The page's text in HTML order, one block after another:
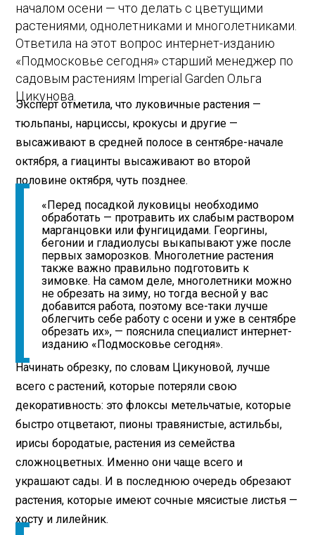
началом осени — что делать с цветущими
растениями, однолетниками и многолетниками.
Ответила на этот вопрос интернет-изданию
«Подмосковье сегодня» старший менеджер по
садовым растениям Imperial Garden Ольга
Цикунова.
Эксперт отметила, что луковичные растения —
тюльпаны, нарциссы, крокусы и другие —
высаживают в средней полосе в сентябре-начале
октября, а гиацинты высаживают во второй
половине октября, чуть позднее.
«Перед посадкой луковицы необходимо
обработать — протравить их слабым раствором
марганцовки или фунгицидами. Георгины,
бегонии и гладиолусы выкапывают уже после
первых заморозков. Многолетние растения
также важно правильно подготовить к
зимовке. На самом деле, многолетники можно
не обрезать на зиму, но тогда весной у вас
добавится работа, поэтому все-таки лучше
облегчить себе работу с осени и уже в сентябре
обрезать их», — пояснила специалист интернет-
изданию «Подмосковье сегодня».
Начинать обрезку, по словам Цикуновой, лучше
всего с растений, которые потеряли свою
декоративность: это флоксы метельчатые, которые
быстро отцветают, пионы травянистые, астильбы,
ирисы бородатые, растения из семейства
сложноцветных. Именно они чаще всего и
украшают сады. И в последнюю очередь обрезают
растения, которые имеют сочные мясистые листья —
хосту и лилейник.